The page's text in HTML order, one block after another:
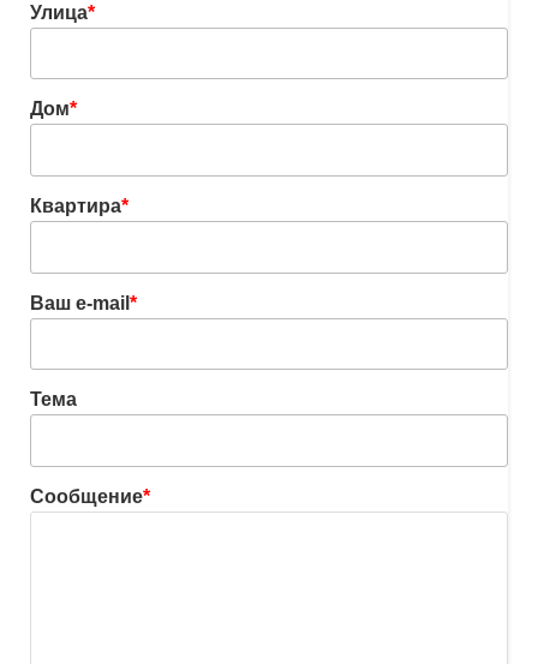
Улица*
Дом*
Квартира*
Ваш e-mail *
Тема
Сообщение*